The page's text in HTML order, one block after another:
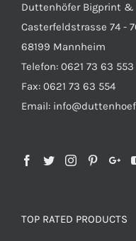
Duttenhöfer Bigprint &
Casterfeldstrasse 74 -
68199 Mannheim
Telefon: 0621 73 63 553
Fax: 0621 73 63 554
Email:
TOP RATED PRODUCTS